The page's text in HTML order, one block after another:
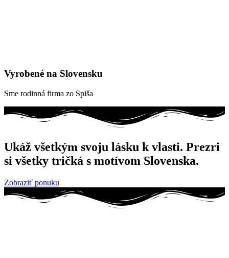
Vyrobené na Slovensku
Sme rodinná firma zo Spiša
Ukáž všetkým svoju lásku k vlasti. Prezri
si všetky tričká s motívom Slovenska.
Zobraziť ponuku